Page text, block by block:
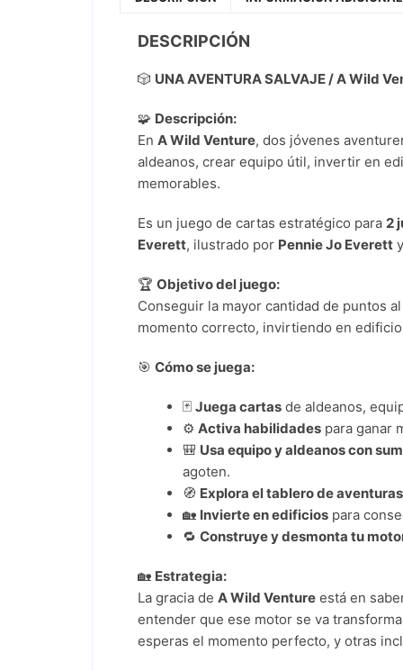
DESCRIPCIÓN
🎲 UNA AVENTURA SALVAJE / A Wild
🧩 Descripción:
En A Wild Venture, dos jóvenes
aldeanos, crear equipo útil, invertir en
memorables.
Es un juego de cartas estratégico para 2
Everett, ilustrado por Pennie Jo Everett
🏆 Objetivo del juego:
Conseguir la mayor cantidad de puntos
momento correcto, invirtiendo en
🎯 Cómo se juega:
🃏 Juega cartas de aldeanos,
⚙️ Activa habilidades para ganar
🎒 Usa equipo y aldeanos con
agoten.
🧭 Explora el tablero de aventuras
🏡 Invierte en edificios para
🔁 Construye y desmonta tu
🏡 Estrategia:
La gracia de A Wild Venture está en
entender que ese motor se va
esperas el momento perfecto, y otras